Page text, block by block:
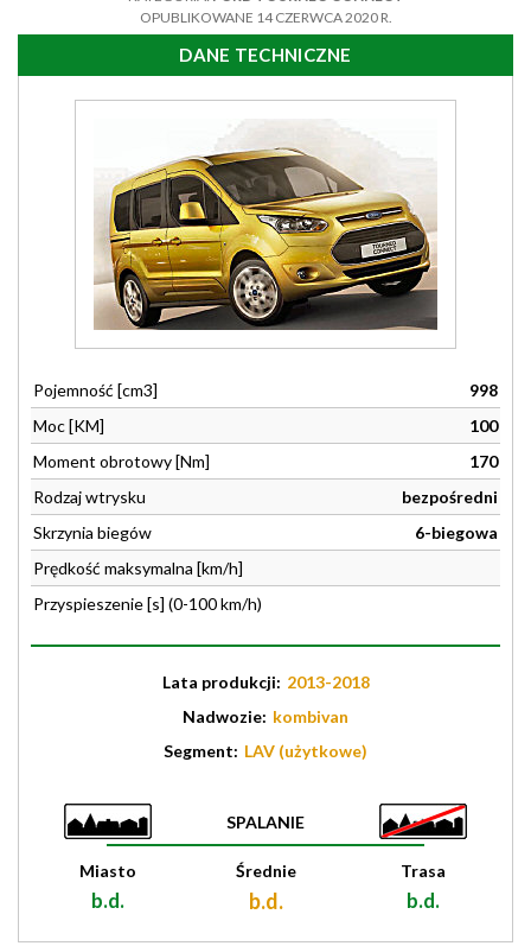
OPUBLIKOWANE 14 CZERWCA 2020 R.
DANE TECHNICZNE
Pojemność [cm3]
998
Moc [KM]
100
Moment obrotowy [Nm]
170
Rodzaj wtrysku
bezpośredni
Skrzynia biegów
6-biegowa
Prędkość maksymalna [km/h]
Przyspieszenie [s] (0-100 km/h)
Lata produkcji: 2013-2018
Nadwozie: kombivan
Segment: LAV (użytkowe)
SPALANIE
Miasto
b.d.
Średnie
b.d.
Trasa
b.d.